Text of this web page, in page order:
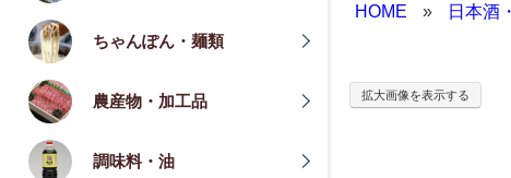
ちゃんぽん・麺類
農産物・加工品
調味料・油
HOME » 日本酒
拡大画像を表示する